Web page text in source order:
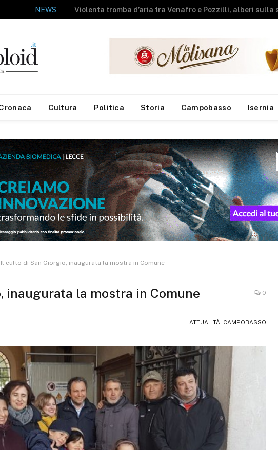
NEWS A fuoco rimessa agricola, messi in salvo gli animali
Cultura Politica Storia Campobasso Isernia
Il culto di San Giorgio, inaugurata la mostra in Comune
inaugurata la mostra in Comune 0
ATTUALITÀ CAMPOBASSO